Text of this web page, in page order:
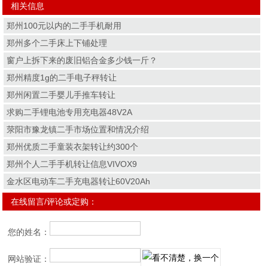
相关信息
郑州100元以内的二手手机耐用
郑州多个二手床上下铺处理
窗户上拆下来的废旧铝合金多少钱一斤？
郑州精度1g的二手电子秤转让
郑州闲置二手婴儿手推车转让
求购二手锂电池专用充电器48V2A
荥阳市豫龙镇二手市场位置和情况介绍
郑州优质二手童装衣架转让约300个
郑州个人二手手机转让信息VIVOX9
金水区电动车二手充电器转让60V20Ah
在线留言/评论或定购：
您的姓名：
网站验证：